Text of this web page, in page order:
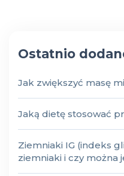
Ostatnio
Jak zwiększyć masę
Jaką dietę stosować
Ziemniaki IG (indeks
ziemniaki i czy można